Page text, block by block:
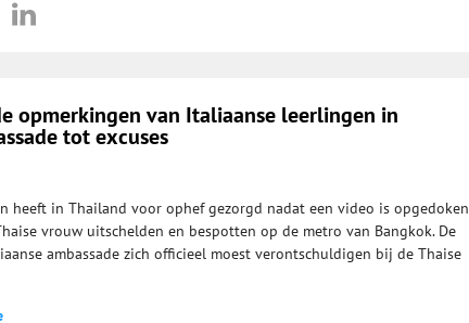
opmerkingen van Italiaanse leerlingen in
tot excuses
heeft in Thailand voor ophef gezorgd nadat een video is opgedoken
vrouw uitschelden en bespotten op de metro van Bangkok. De
ambassade zich officieel moest verontschuldigen bij de Thaise